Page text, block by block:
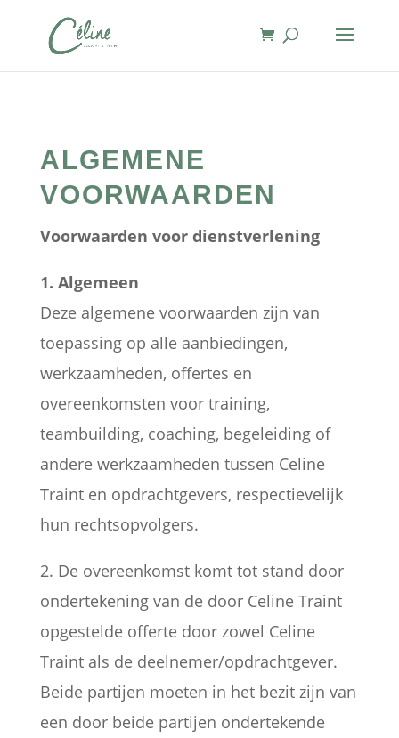
ALGEMENE
VOORWAARDEN
Voorwaarden voor dienstverlening
1. Algemeen
Deze algemene voorwaarden zijn van
toepassing op alle aanbiedingen,
werkzaamheden, offertes en
overeenkomsten voor training,
teambuilding, coaching, begeleiding of
andere werkzaamheden tussen Celine
Traint en opdrachtgevers, respectievelijk
hun rechtsopvolgers.
2. De overeenkomst komt tot stand door
ondertekening van de door Celine Traint
opgestelde offerte door zowel Celine
Traint als de deelnemer/opdrachtgever.
Beide partijen moeten in het bezit zijn van
een door beide partijen ondertekende